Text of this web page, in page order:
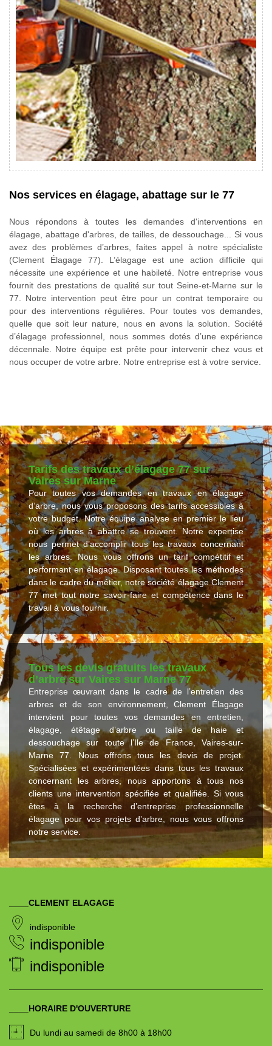
Nos services en élagage, abattage sur le 77
Nous répondons à toutes les demandes d'interventions en
élagage, abattage d'arbres, de tailles, de dessouchage... Si vous
avez des problèmes d’arbres, faites appel à notre spécialiste
(Clement Élagage 77). L’élagage est une action difficile qui
nécessite une expérience et une habileté. Notre entreprise vous
fournit des prestations de qualité sur tout Seine-et-Marne sur le
77. Notre intervention peut être pour un contrat temporaire ou
pour des interventions régulières. Pour toutes vos demandes,
quelle que soit leur nature, nous en avons la solution. Société
d’élagage professionnel, nous sommes dotés d’une expérience
décennale. Notre équipe est prête pour intervenir chez vous et
nous occuper de votre arbre. Notre entreprise est à votre service.
Tarifs des travaux d’élagage 77 sur
Vaires sur Marne
Pour toutes vos demandes en travaux en élagage
d’arbre, nous vous proposons des tarifs accessibles à
votre budget. Notre équipe analyse en premier le lieu
où les arbres à abattre se trouvent. Notre expertise
nous permet d’accomplir tous les travaux concernant
les arbres. Nous vous offrons un tarif compétitif et
performant en élagage. Disposant toutes les méthodes
dans le cadre du métier, notre société élagage Clement
77 met tout notre savoir-faire et compétence dans le
travail à vous fournir.
Tous les devis gratuits les travaux
d’arbre sur Vaires sur Marne 77
Entreprise œuvrant dans le cadre de l’entretien des
arbres et de son environnement, Clement Élagage
intervient pour toutes vos demandes en entretien,
élagage, étêtage d’arbre ou taille de haie et
dessouchage sur toute l’Ile de France, Vaires-sur-
Marne 77. Nous offrons tous les devis de projet.
Spécialisées et expérimentées dans tous les travaux
concernant les arbres, nous apportons à tous nos
clients une intervention spécifiée et qualifiée. Si vous
êtes à la recherche d’entreprise professionnelle
élagage pour vos projets d’arbre, nous vous offrons
notre service.
____CLEMENT ELAGAGE
indisponible
indisponible
indisponible
____HORAIRE D'OUVERTURE
Du lundi au samedi de 8h00 à 18h00